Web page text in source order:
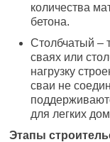
количества
бетона.
Столбчатый –
сваях или
нагрузку
сваи не
для легких
Этапы